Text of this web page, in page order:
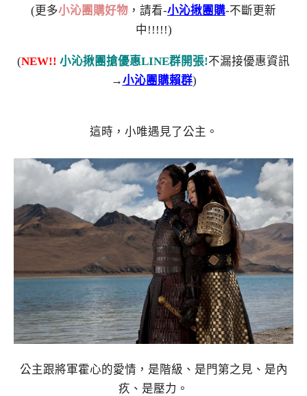
(更多小沁團購好物 ，請看-小沁揪團購-不斷更新
中!!!!!)
(NEW!! 小沁揪團搶優惠LINE群開張!不漏接優惠資訊
→小沁團購賴群)
這時，小唯遇見了公主。
公主跟將軍霍心的愛情，是階級、是門第之見、是內
疚、是壓力。